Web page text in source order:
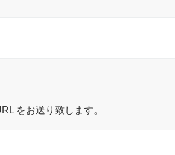
をお送り致します。